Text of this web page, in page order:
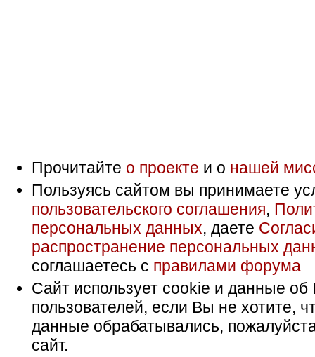
Прочитайте о проекте и о нашей
Пользуясь сайтом вы принимаете
пользовательского соглашения,
персональных данных, даете
распространение персональных
соглашаетесь с правилами форума
Сайт использует cookie и данные об
пользователей, если Вы не хотите,
данные обрабатывались,
сайт.